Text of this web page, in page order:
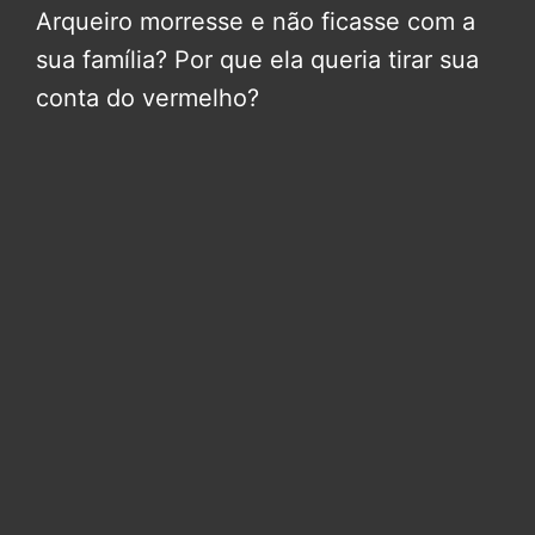
Arqueiro morresse e não ficasse com a
sua família? Por que ela queria tirar sua
conta do vermelho?